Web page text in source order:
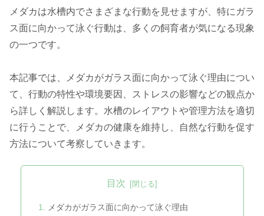
メダカは水槽内でさまざまな行動を見せますが、特にガラ
ス面に向かって泳ぐ行動は、多くの飼育者が気になる現象
の一つです。
本記事では、メダカがガラス面に向かって泳ぐ理由につい
て、行動の特性や環境要因、ストレスの影響などの観点か
ら詳しく解説します。水槽のレイアウトや管理方法を適切
に行うことで、メダカの健康を維持し、自然な行動を促す
方法について考察していきます。
目次
メダカがガラス面に向かって泳ぐ理由